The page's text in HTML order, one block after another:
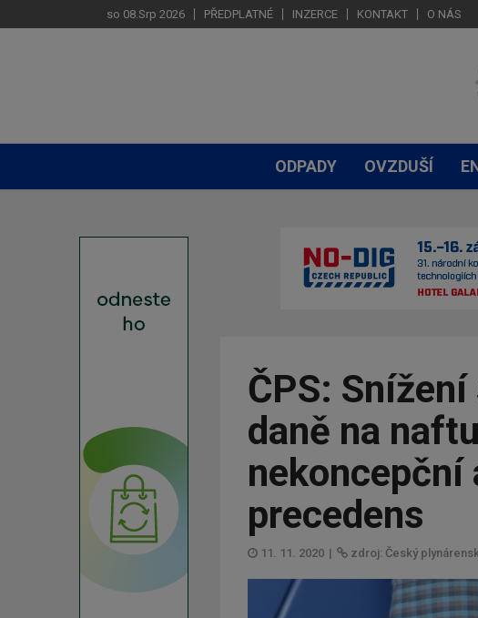
so 08.Srp 2026 PŘEDPLATNÉ INZERCE KONTAKT O NÁS
ODPADY OVZDUŠÍ
ČPS:
daně na
nekoncepční
precedens
11. 11. 2020 | zdroj: Český